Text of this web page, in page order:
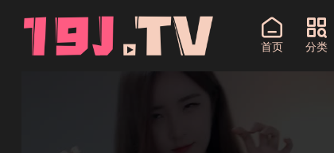
首页 分类